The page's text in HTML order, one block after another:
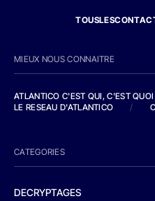
MIEUX NOUS CONNAITRE
ATLANTICO C'EST QUI, C'EST
LE RESEAU D'ATLANTICO
/
CATEGORIES
DECRYPTAGES